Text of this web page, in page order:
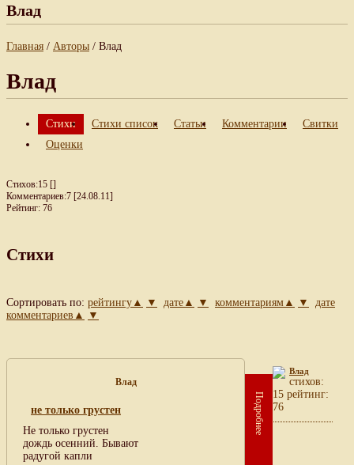
Влад
Главная / Авторы / Влад
Влад
Стихи Стихи список Статьи Комментарии
Свитки
Оценки
Стихов:15 []
Комментариев:7 [24.08.11]
Рейтинг: 76
Стихи
Сортировать по: рейтингу▲ ▼ дате▲ ▼ комментариям▲ ▼
дате
комментариев▲
▼
Влад
не только грустен
Не только грустен
дождь осенний. Бывают
радугой капли
Подробнее
Влад
cтихов:
15 рейтинг:
76